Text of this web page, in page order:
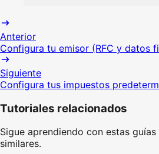
Anterior
Configura tu emisor (RFC y datos
Siguiente
Configura tus impuestos
Tutoriales relacionados
Sigue aprendiendo con estas
similares.